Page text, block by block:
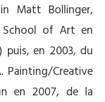
Matt Bollinger,
School of Art en
puis, en 2003, du
Painting/Creative
en 2007, de la